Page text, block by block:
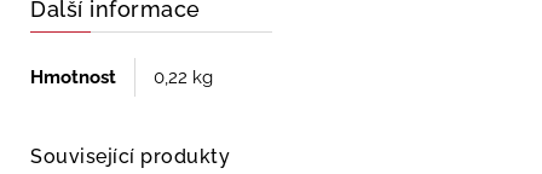
Další informace
Hmotnost 0,22 kg
Související produkty